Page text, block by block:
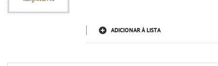
ADICIONAR À LISTA